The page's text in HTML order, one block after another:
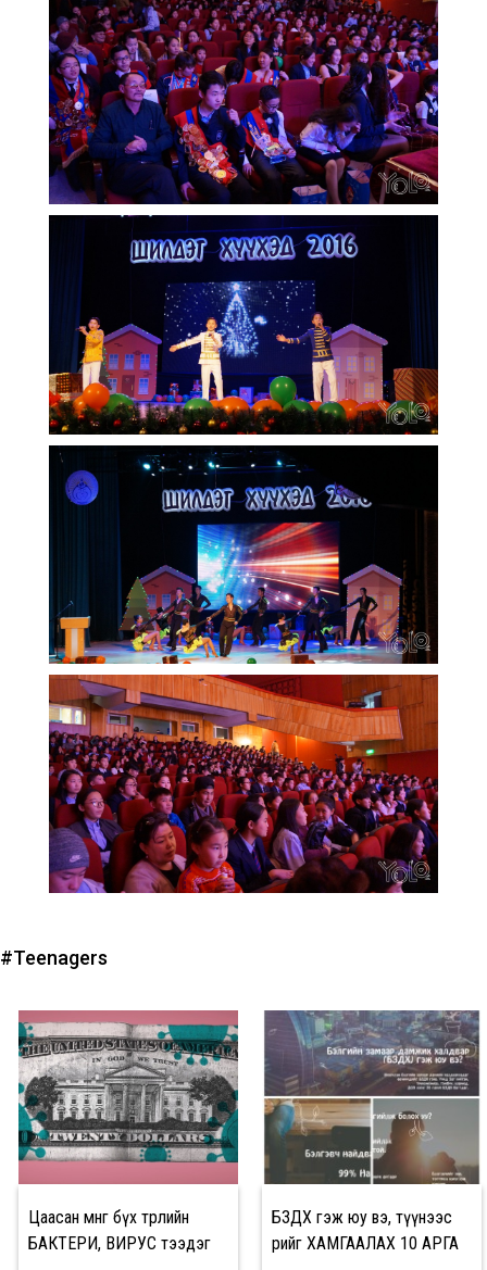
#Teenagers
Цаасан мөнгө бүх төрлийн
БАКТЕРИ, ВИРУС тээдэг
БЗДХ гэж юу вэ, түүнээс
өөрийгөө ХАМГААЛАХ 10 АРГА